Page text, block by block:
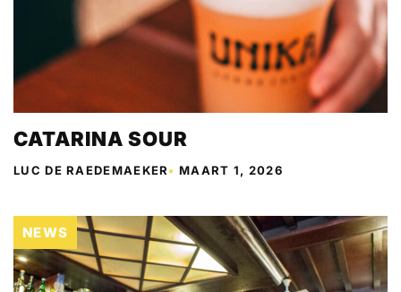
CATARINA SOUR
LUC DE RAEDEMAEKER•MAART 1, 2026
NEWS